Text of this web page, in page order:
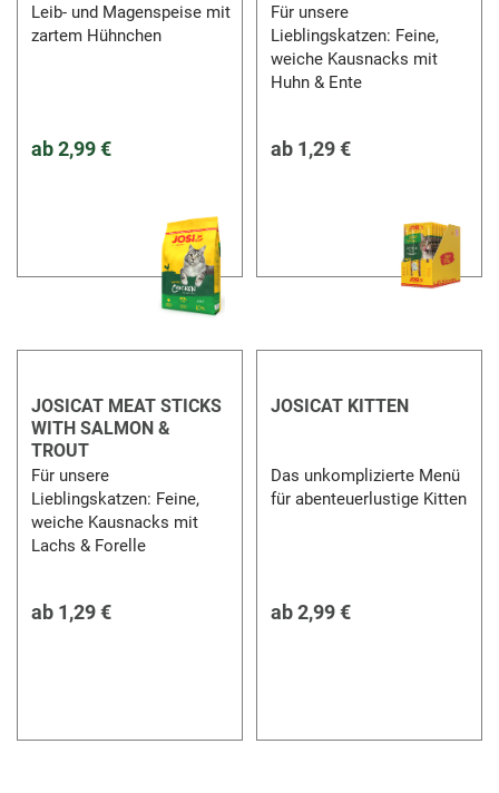
Leib- und Magenspeise mit
zartem Hühnchen
ab2,99 €
Für unsere
Lieblingskatzen: Feine,
weiche Kausnacks mit
Huhn & Ente
ab 1,29 €
JOSICAT MEAT STICKS
WITH SALMON &
TROUT
Für unsere
Lieblingskatzen: Feine,
weiche Kausnacks mit
Lachs & Forelle
ab 1,29 €
JOSICAT KITTEN
Das unkomplizierte Menü
für abenteuerlustige Kitten
ab2,99 €